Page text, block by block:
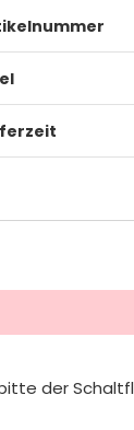
bitte der